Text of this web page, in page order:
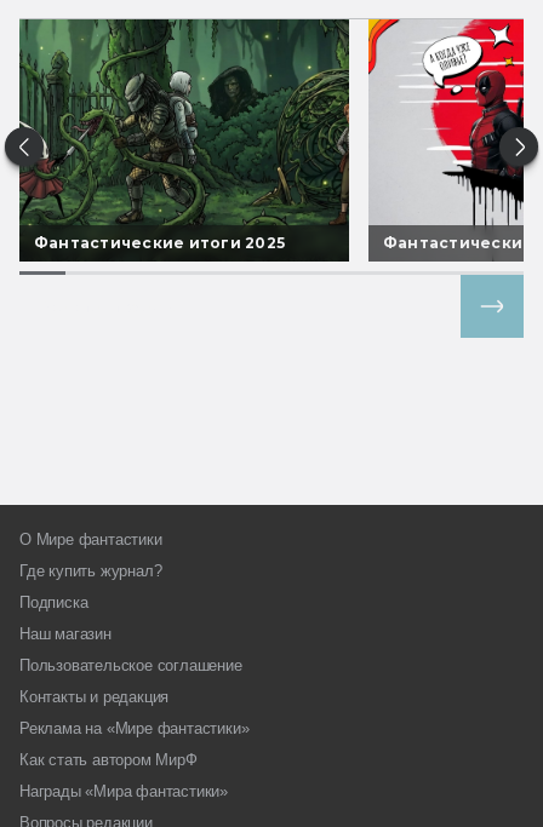
Фантастические итоги 2025 Фантастические
О Мире фантастики
Где купить журнал?
Подписка
Наш магазин
Пользовательское соглашение
Контакты и редакция
Реклама на «Мире фантастики»
Как стать автором МирФ
Награды «Мира фантастики»
Вопросы редакции